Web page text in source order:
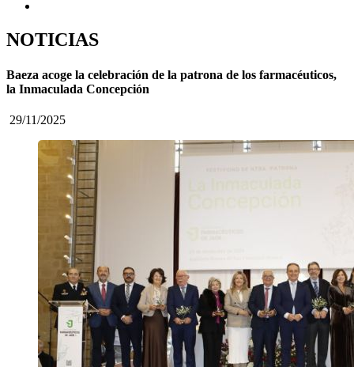
NOTICIAS
Baeza acoge la celebración de la patrona de los farmacéuticos,
la Inmaculada Concepción
29/11/2025